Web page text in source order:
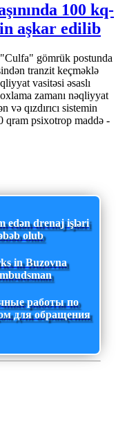
100 kq-
aşkar edilib
gömrük postunda
tranzit keçməklə
vasitəsi əsaslı
zamanı nəqliyyat
və qızdırıcı sistemin
qram psixotrop maddə -
edən drenaj işləri
olub
in Buzovna
работы по
для обращения